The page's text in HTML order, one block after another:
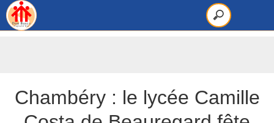
Chambéry : le lycée Camille